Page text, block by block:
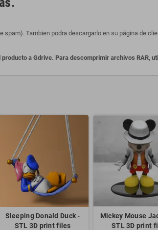
Tambien podra descargarlo en su página de
a Gdrive. Para descomprimir archivos RAR,
Sleeping Donald Duck -
STL 3D print files
Mickey Mouse
STL 3D print